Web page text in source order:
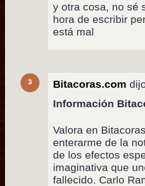
y otra cosa, no sé
hora de escribir
está mal
3 Bitacoras.com
Información
Valora en
enterarme de la
de los efectos
imaginativa que
fallecido. Carlo